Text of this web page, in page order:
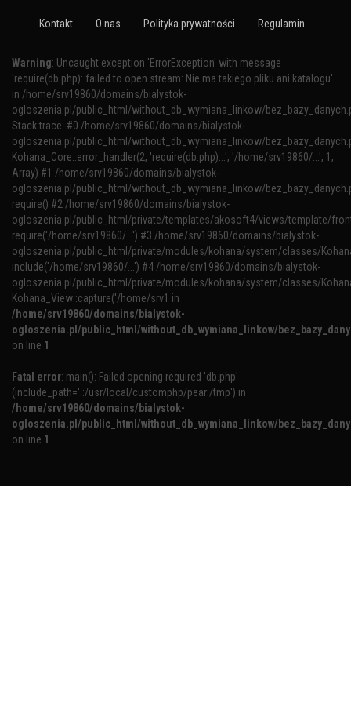
Kontakt O nas Polityka prywatności Regulamin
Warning: Uncaught exception 'ErrorException' with message
'require(db.php): failed to open stream: Nie ma takiego pliku ani katalogu'
in /home/srv19860/domains/bialystok-
ogloszenia.pl/public_html/without_db_wymiana_linkow/
Stack trace: #0 /home/srv19860/domains/bialystok-
ogloszenia.pl/public_html/without_db_wymiana_linkow/
Kohana_Core::error_handler(2, 'require(db.php)...', '/home/srv19860/...', 1,
Array) #1 /home/srv19860/domains/bialystok-
ogloszenia.pl/public_html/without_db_wymiana_linkow/
require() #2 /home/srv19860/domains/bialystok-
ogloszenia.pl/public_html/private/templates/akosoft4/views/template/
require('/home/srv19860/...') #3 /home/srv19860/domains/bialystok-
ogloszenia.pl/public_html/private/modules/kohana/system/classes/
include('/home/srv19860/...') #4 /home/srv19860/domains/bialystok-
ogloszenia.pl/public_html/private/modules/kohana/system/classes/
Kohana_View::capture('/home/srv1 in
/home/srv19860/domains/bialystok-
ogloszenia.pl/public_html/without_db_wymiana_linkow/
on line 1
Fatal error: main(): Failed opening required 'db.php'
(include_path='.:/usr/local/customphp/pear:/tmp') in
/home/srv19860/domains/bialystok-
ogloszenia.pl/public_html/without_db_wymiana_linkow/
on line 1